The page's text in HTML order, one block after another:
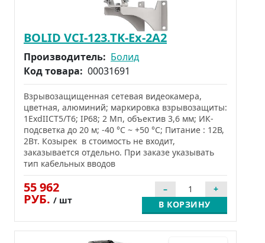
BOLID VCI-123.TK-Ex-2A2
Производитель: Болид
Код товара: 00031691
Взрывозащищенная сетевая видеокамера,
цветная, алюминий; маркировка взрывозащиты:
1ExdIICТ5/Т6; IP68; 2 Мп, объектив 3,6 мм; ИК-
подсветка до 20 м; -40 °C ~ +50 °C; Питание : 12В,
2Вт. Козырек в стоимость не входит,
заказывается отдельно. При заказе указывать
тип кабельных вводов
55 962
РУБ. / шт В КОРЗИНУ